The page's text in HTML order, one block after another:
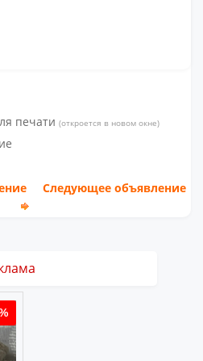
печати (откроется в новом окне)
Следующее объявление